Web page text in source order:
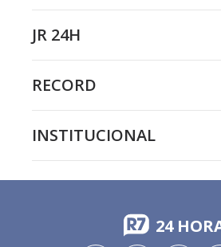
JR 24H
RECORD
INSTITUCIONAL
24